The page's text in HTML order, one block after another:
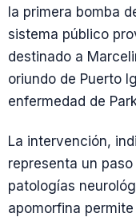
la primera bomba
sistema público
destinado a
oriundo de Puerto
enfermedad de
La intervención,
representa un
patologías
apomorfina